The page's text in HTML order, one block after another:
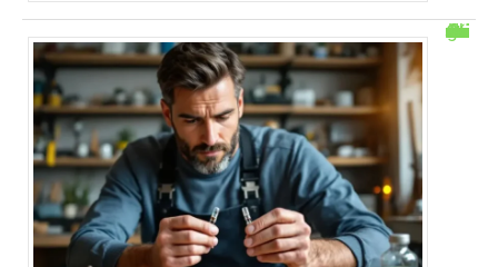
Comment savoir si un fusible est grillé sans multimetre